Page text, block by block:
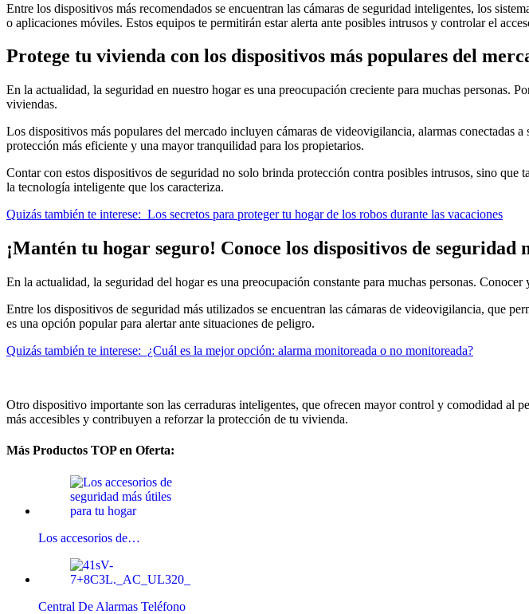
Entre los dispositivos más recomendados se encuentran las cámaras de seguridad inteligentes, los
o aplicaciones móviles. Estos equipos te permitirán estar alerta ante posibles intrusos y controlar el
Protege tu vivienda con los dispositivos más populares del
En la actualidad, la seguridad en nuestro hogar es una preocupación creciente para muchas personas.
viviendas.
Los dispositivos más populares del mercado incluyen cámaras de videovigilancia, alarmas conectadas
protección más eficiente y una mayor tranquilidad para los propietarios.
Contar con estos dispositivos de seguridad no solo brinda protección contra posibles intrusos, sino
la tecnología inteligente que los caracteriza.
Quizás también te interese: Los secretos para proteger tu hogar de los robos durante las vacaciones
¡Mantén tu hogar seguro! Conoce los dispositivos de seguridad
En la actualidad, la seguridad del hogar es una preocupación constante para muchas personas.
Entre los dispositivos de seguridad más utilizados se encuentran las cámaras de videovigilancia, que
es una opción popular para alertar ante situaciones de peligro.
Quizás también te interese: ¿Cuál es la mejor opción: alarma monitoreada o no monitoreada?
Otro dispositivo importante son las cerraduras inteligentes, que ofrecen mayor control y comodidad al
más accesibles y contribuyen a reforzar la protección de tu vivienda.
Más Productos TOP en Oferta:
Los accesorios de…
Central De Alarmas Teléfono